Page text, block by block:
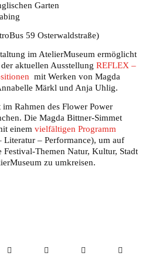
Garten
59 Osterwaldstraße)
im AtelierMuseum ermöglicht
aktuellen Ausstellung REFLEX –
mit Werken von Magda
Märkl und Anja Uhlig.
Rahmen des Flower Power
Die Magda Bittner-Simmet
einem vielfältigen Programm
– Performance), um auf
Festival-Themen Natur, Kultur, Stadt
zu umkreisen.